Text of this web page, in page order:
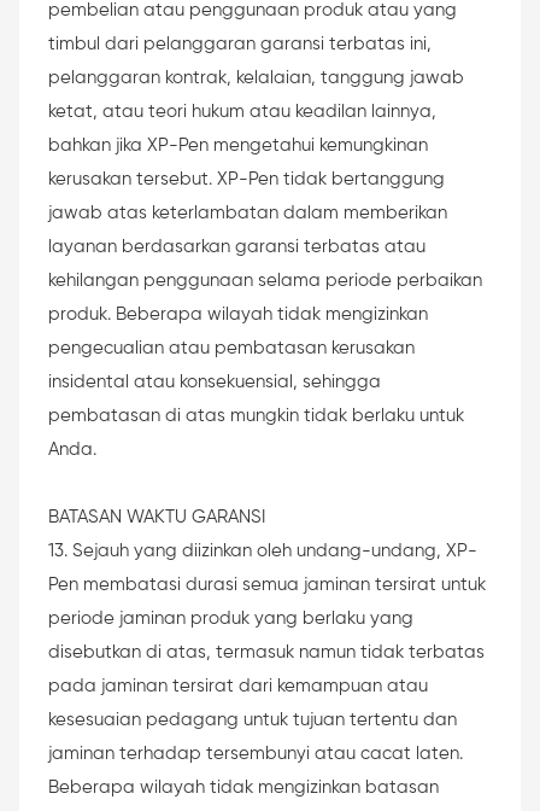
pembelian atau penggunaan produk atau yang
timbul dari pelanggaran garansi terbatas ini,
pelanggaran kontrak, kelalaian, tanggung jawab
ketat, atau teori hukum atau keadilan lainnya,
bahkan jika XP-Pen mengetahui kemungkinan
kerusakan tersebut. XP-Pen tidak bertanggung
jawab atas keterlambatan dalam memberikan
layanan berdasarkan garansi terbatas atau
kehilangan penggunaan selama periode perbaikan
produk. Beberapa wilayah tidak mengizinkan
pengecualian atau pembatasan kerusakan
insidental atau konsekuensial, sehingga
pembatasan di atas mungkin tidak berlaku untuk
Anda.
BATASAN WAKTU GARANSI
13. Sejauh yang diizinkan oleh undang-undang, XP-
Pen membatasi durasi semua jaminan tersirat untuk
periode jaminan produk yang berlaku yang
disebutkan di atas, termasuk namun tidak terbatas
pada jaminan tersirat dari kemampuan atau
kesesuaian pedagang untuk tujuan tertentu dan
jaminan terhadap tersembunyi atau cacat laten.
Beberapa wilayah tidak mengizinkan batasan